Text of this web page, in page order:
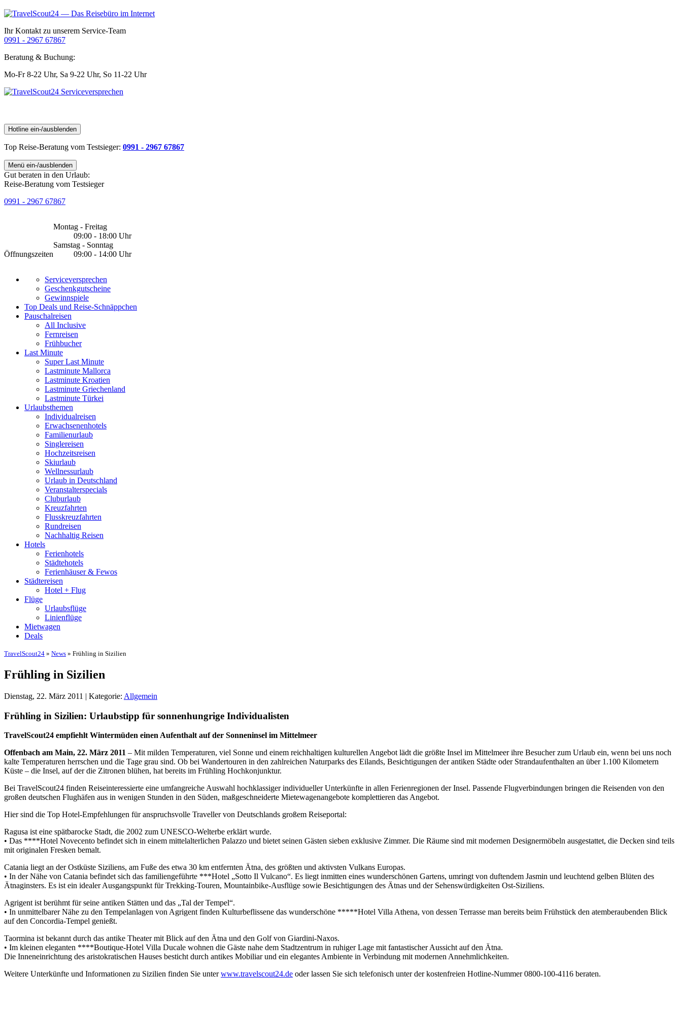
Ihr Kontakt zu unserem Service-Team
0991 - 2967 67867
Beratung & Buchung:
Mo-Fr 8-22 Uhr, Sa 9-22 Uhr, So 11-22 Uhr
Hotline ein-/ausblenden
Top Reise-Beratung vom Testsieger: 0991 - 2967 67867
Menü ein-/ausblenden
Gut beraten in den Urlaub:
Reise-Beratung vom Testsieger
0991 - 2967 67867
Öffnungszeiten
Montag - Freitag
09:00 - 18:00 Uhr
Samstag - Sonntag
09:00 - 14:00 Uhr
Serviceversprechen
Geschenkgutscheine
Gewinnspiele
Top Deals und Reise-Schnäppchen
Pauschalreisen
All Inclusive
Fernreisen
Frühbucher
Last Minute
Super Last Minute
Lastminute Mallorca
Lastminute Kroatien
Lastminute Griechenland
Lastminute Türkei
Urlaubsthemen
Individualreisen
Erwachsenenhotels
Familienurlaub
Singlereisen
Hochzeitsreisen
Skiurlaub
Wellnessurlaub
Urlaub in Deutschland
Veranstalterspecials
Cluburlaub
Kreuzfahrten
Flusskreuzfahrten
Rundreisen
Nachhaltig Reisen
Hotels
Ferienhotels
Städtehotels
Ferienhäuser & Fewos
Städtereisen
Hotel + Flug
Flüge
Urlaubsflüge
Linienflüge
Mietwagen
Deals
TravelScout24 » News » Frühling in Sizilien
Frühling in Sizilien
Dienstag, 22. März 2011 | Kategorie: Allgemein
Frühling in Sizilien: Urlaubstipp für sonnenhungrige Individualisten
TravelScout24 empfiehlt Wintermüden einen Aufenthalt auf der Sonneninsel im Mittelmeer
Offenbach am Main, 22. März 2011 – Mit milden Temperaturen, viel Sonne und einem reichhaltigen kulturellen Angebot lädt die größte Insel im Mittelmeer ihre Besucher zum Urlaub ein, wenn bei uns noch
kalte Temperaturen herrschen und die Tage grau sind. Ob bei Wandertouren in den zahlreichen Naturparks des Eilands, Besichtigungen der antiken Städte oder Strandaufenthalten an über 1.100 Kilometern
Küste – die Insel, auf der die Zitronen blühen, hat bereits im Frühling Hochkonjunktur.
Bei TravelScout24 finden Reiseinteressierte eine umfangreiche Auswahl hochklassiger individueller Unterkünfte in allen Ferienregionen der Insel. Passende Flugverbindungen bringen die Reisenden von den
großen deutschen Flughäfen aus in wenigen Stunden in den Süden, maßgeschneiderte Mietewagenangebote komplettieren das Angebot.
Hier sind die Top Hotel-Empfehlungen für anspruchsvolle Traveller von Deutschlands großem Reiseportal:
Ragusa ist eine spätbarocke Stadt, die 2002 zum UNESCO-Welterbe erklärt wurde.
• Das ****Hotel Novecento befindet sich in einem mittelalterlichen Palazzo und bietet seinen Gästen sieben exklusive Zimmer. Die Räume sind mit modernen Designermöbeln ausgestattet, die Decken sind teils
mit originalen Fresken bemalt.
Catania liegt an der Ostküste Siziliens, am Fuße des etwa 30 km entfernten Ätna, des größten und aktivsten Vulkans Europas.
• In der Nähe von Catania befindet sich das familiengeführte ***Hotel „Sotto Il Vulcano“. Es liegt inmitten eines wunderschönen Gartens, umringt von duftendem Jasmin und leuchtend gelben Blüten des
Ätnaginsters. Es ist ein idealer Ausgangspunkt für Trekking-Touren, Mountainbike-Ausflüge sowie Besichtigungen des Ätnas und der Sehenswürdigkeiten Ost-Siziliens.
Agrigent ist berühmt für seine antiken Stätten und das „Tal der Tempel“.
• In unmittelbarer Nähe zu den Tempelanlagen von Agrigent finden Kulturbeflissene das wunderschöne *****Hotel Villa Athena, von dessen Terrasse man bereits beim Frühstück den atemberaubenden Blick
auf den Concordia-Tempel genießt.
Taormina ist bekannt durch das antike Theater mit Blick auf den Ätna und den Golf von Giardini-Naxos.
• Im kleinen eleganten ****Boutique-Hotel Villa Ducale wohnen die Gäste nahe dem Stadtzentrum in ruhiger Lage mit fantastischer Aussicht auf den Ätna.
Die Inneneinrichtung des aristokratischen Hauses besticht durch antikes Mobiliar und ein elegantes Ambiente in Verbindung mit modernen Annehmlichkeiten.
Weitere Unterkünfte und Informationen zu Sizilien finden Sie unterwww.travelscout24.de oder lassen Sie sich telefonisch unter der kostenfreien Hotline-Nummer 0800-100-4116 beraten.